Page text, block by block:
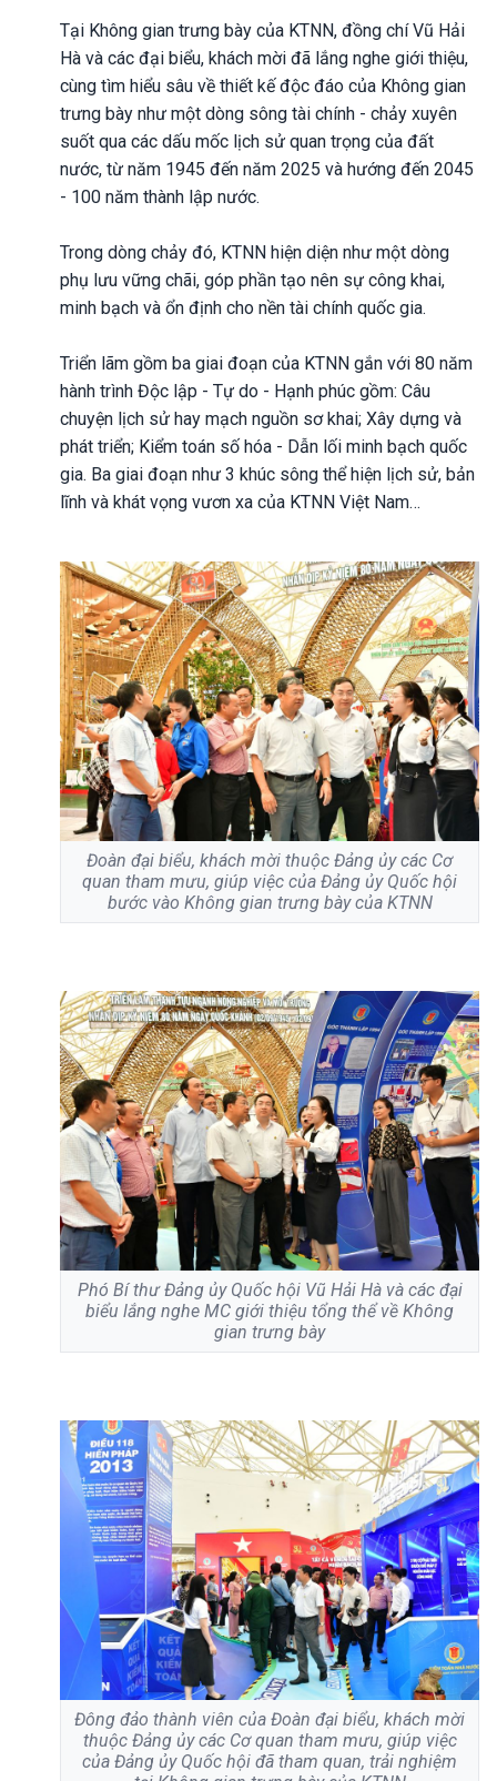
Tại Không gian trưng bày của KTNN, đồng chí Vũ Hải
Hà và các đại biểu, khách mời đã lắng nghe giới thiệu,
cùng tìm hiểu sâu về thiết kế độc đáo của Không gian
trưng bày như một dòng sông tài chính - chảy xuyên
suốt qua các dấu mốc lịch sử quan trọng của đất
nước, từ năm 1945 đến năm 2025 và hướng đến 2045
- 100 năm thành lập nước.
Trong dòng chảy đó, KTNN hiện diện như một dòng
phụ lưu vững chãi, góp phần tạo nên sự công khai,
minh bạch và ổn định cho nền tài chính quốc gia.
Triển lãm gồm ba giai đoạn của KTNN gắn với 80 năm
hành trình Độc lập - Tự do - Hạnh phúc gồm: Câu
chuyện lịch sử hay mạch nguồn sơ khai; Xây dựng và
phát triển; Kiểm toán số hóa - Dẫn lối minh bạch quốc
gia. Ba giai đoạn như 3 khúc sông thể hiện lịch sử, bản
lĩnh và khát vọng vươn xa của KTNN Việt Nam…
Đoàn đại biểu, khách mời thuộc Đảng ủy các Cơ
quan tham mưu, giúp việc của Đảng ủy Quốc hội
bước vào Không gian trưng bày của KTNN
Phó Bí thư Đảng ủy Quốc hội Vũ Hải Hà và các đại
biểu lắng nghe MC giới thiệu tổng thể về Không
gian trưng bày
Đông đảo thành viên của Đoàn đại biểu, khách mời
thuộc Đảng ủy các Cơ quan tham mưu, giúp việc
của Đảng ủy Quốc hội đã tham quan, trải nghiệm